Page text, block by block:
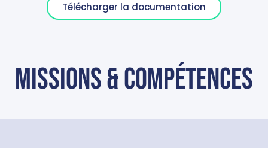
Télécharger la documentation
missions & compétences